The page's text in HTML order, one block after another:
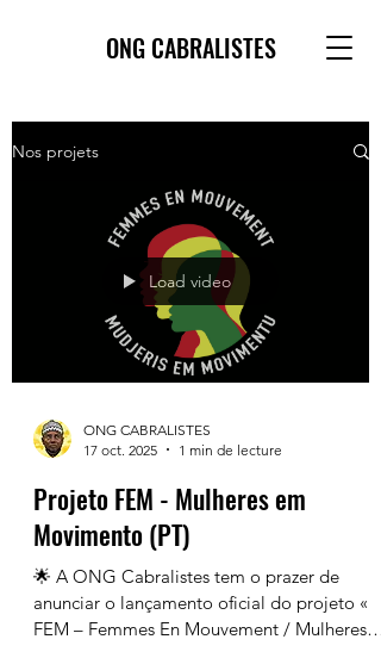
ONG CABRALISTES
Nos projets
Load video
ONG CABRALISTES
17 oct. 2025
1 min de lecture
Projeto FEM - Mulheres em
Movimento (PT)
🌟 A ONG Cabralistes tem o prazer de
anunciar o lançamento oficial do projeto «
FEM – Femmes En Mouvement / Mulheres